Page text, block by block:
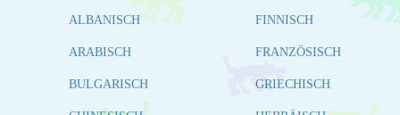
ALBANISCH
ARABISCH
BULGARISCH
FINNISCH
FRANZÖSISCH
GRIECHISCH